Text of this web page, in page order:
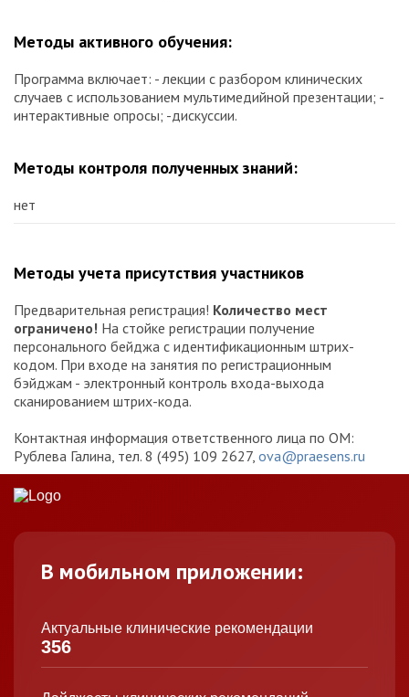
Методы активного обучения:
Программа включает: - лекции с разбором клинических
случаев с использованием мультимедийной презентации; -
интерактивные опросы; -дискуссии.
Методы контроля полученных знаний:
нет
Методы учета присутствия участников
Предварительная регистрация! Количество мест
ограничено! На стойке регистрации получение
персонального бейджа с идентификационным штрих-
кодом. При входе на занятия по регистрационным
бэйджам - электронный контроль входа-выхода
сканированием штрих-кода.
Контактная информация ответственного лица по ОМ:
Рублева Галина, тел. 8 (495) 109 2627, ova@praesens.ru
В мобильном приложении:
Актуальные клинические рекомендации
356